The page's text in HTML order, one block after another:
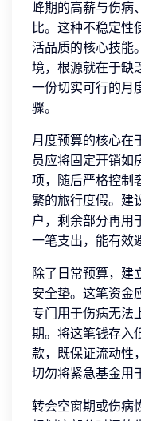
峰期的高薪与伤病
比。这种不稳定性
活品质的核心技能
境，根源就在于缺
一份切实可行的月
骤。
月度预算的核心在
员应将固定开销如
项，随后严格控制
繁的旅行度假。建
户，剩余部分再用
一笔支出，能有效
除了日常预算，建
安全垫。这笔资金
专门用于伤病无法
期。将这笔钱存入
款，既保证流动性
切勿将紧急基金用
转会空窗期或伤病